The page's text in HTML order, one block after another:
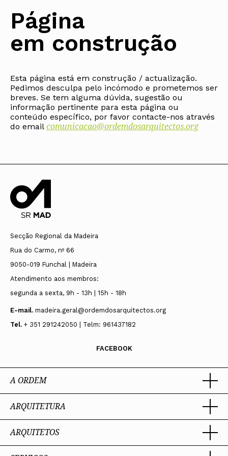
Nacional
Conselho Fiscal
Conselho Diretivo Regional
Conselho de Disciplina
Regional
Colégios
CAU
Glossário de
Arquitectura de
Autor
Protocolos
Institucionais
Protocolos Comerciais
SILUC
Apoio jurídico
Madeira
Açores
Notícias
Centro
Lisboa e Vale do Tejo
Alentejo
Algarve
Madeira
Açores
Página
em construção
Esta página está em construção / actualização.
Pedimos desculpa pelo incómodo e prometemos ser
breves. Se tem alguma dúvida, sugestão ou
informação pertinente para esta página ou
conteúdo específico, por favor contacte-nos através
do email comunicacao@ordemdosarquitectos.org
Secção Regional da Madeira
Rua do Carmo, nº 66
9050-019 Funchal | Madeira
Atendimento aos membros:
segunda a sexta, 9h - 13h | 15h - 18h
E-mail. madeira.geral@ordemdosarquitectos.org
Tel. + 351 291242050 | Telm: 961437182
FACEBOOK
A ORDEM
Ordem dos Arquitectos
Sobre a OA
Legado
ARQUITETURA
Trabalhar com Arquiteto
Porquê um Arquiteto
ARQUITETOS